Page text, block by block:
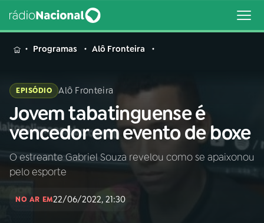
MENU
Buscar
na
Rádio
Nacional
Buscar
Programas Alô Fronteira
EPISÓDIO Alô Fronteira
Jovem tabatinguense é
vencedor em evento de boxe
O estreante Gabriel Souza revelou como se apaixonou
pelo esporte
NO AR EM22/06/2022, 21:30